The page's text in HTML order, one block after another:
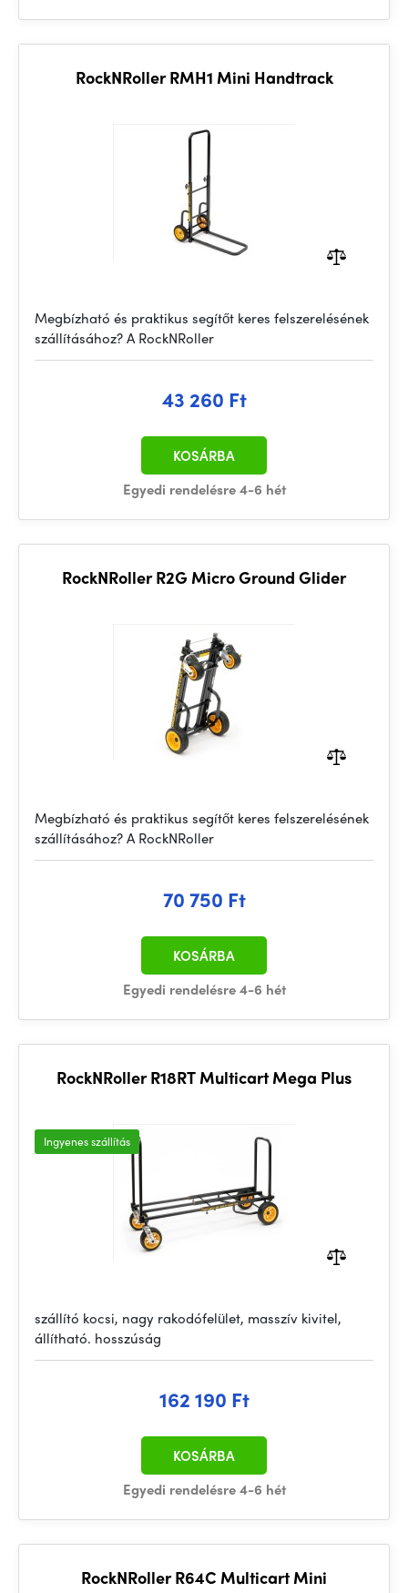
RockNRoller RMH1 Mini Handtrack
Megbízható és praktikus segítőt keres felszerelésének
szállításához? A RockNRoller
43 260 Ft
Egyedi rendelésre 4-6 hét
KOSÁRBA
RockNRoller R2G Micro Ground Glider
Megbízható és praktikus segítőt keres felszerelésének
szállításához? A RockNRoller
70 750 Ft
Egyedi rendelésre 4-6 hét
KOSÁRBA
RockNRoller R18RT Multicart Mega Plus
Ingyenes szállítás
szállító kocsi, nagy rakodófelület, masszív kivitel,
állítható. hosszúság
162 190 Ft
Egyedi rendelésre 4-6 hét
KOSÁRBA
RockNRoller R64C Multicart Mini